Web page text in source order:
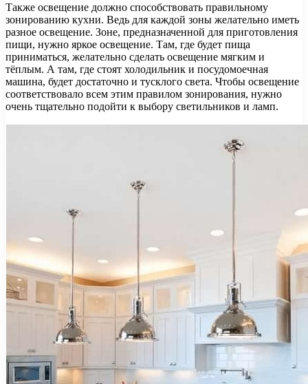
Также освещение должно способствовать правильному
зонированию кухни. Ведь для каждой зоны желательно иметь
разное освещение. Зоне, предназначенной для приготовления
пищи, нужно яркое освещение. Там, где будет пища
приниматься, желательно сделать освещение мягким и
тёплым. А там, где стоят холодильник и посудомоечная
машина, будет достаточно и тусклого света. Чтобы освещение
соответствовало всем этим правилом зонирования, нужно
очень тщательно подойти к выбору светильников и ламп.